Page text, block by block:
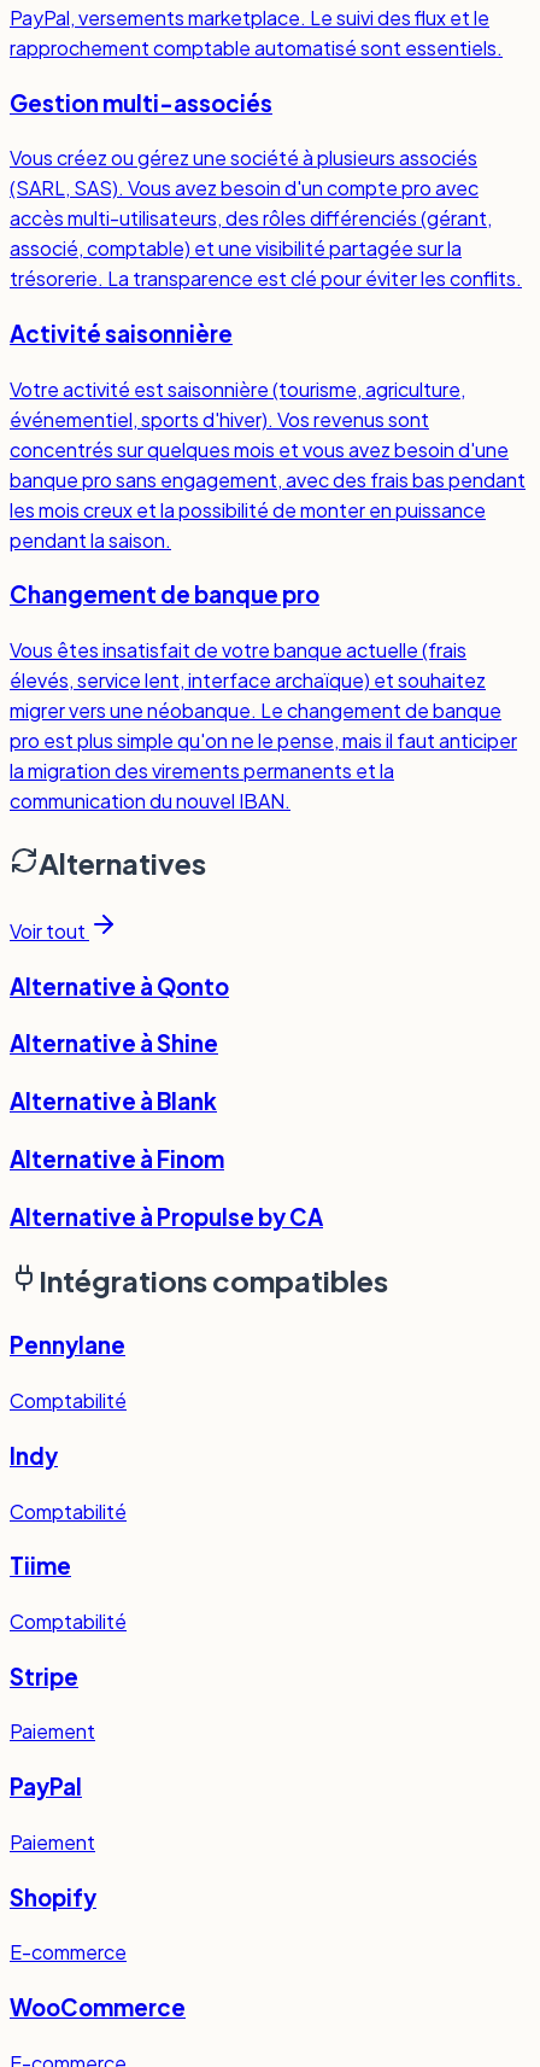
PayPal, versements marketplace. Le suivi des flux et le
rapprochement comptable automatisé sont essentiels.
Gestion multi-associés
Vous créez ou gérez une société à plusieurs associés
(SARL, SAS). Vous avez besoin d'un compte pro avec
accès multi-utilisateurs, des rôles différenciés (gérant,
associé, comptable) et une visibilité partagée sur la
trésorerie. La transparence est clé pour éviter les conflits.
Activité saisonnière
Votre activité est saisonnière (tourisme, agriculture,
événementiel, sports d'hiver). Vos revenus sont
concentrés sur quelques mois et vous avez besoin d'une
banque pro sans engagement, avec des frais bas pendant
les mois creux et la possibilité de monter en puissance
pendant la saison.
Changement de banque pro
Vous êtes insatisfait de votre banque actuelle (frais
élevés, service lent, interface archaïque) et souhaitez
migrer vers une néobanque. Le changement de banque
pro est plus simple qu'on ne le pense, mais il faut anticiper
la migration des virements permanents et la
communication du nouvel IBAN.
Alternatives
Voir tout
Alternative à Qonto
Alternative àShine
Alternative à Blank
Alternative à Finom
Alternative à Propulse by CA
Intégrations compatibles
Pennylane
Comptabilité
Indy
Comptabilité
Tiime
Comptabilité
Stripe
Paiement
PayPal
Paiement
Shopify
E-commerce
WooCommerce